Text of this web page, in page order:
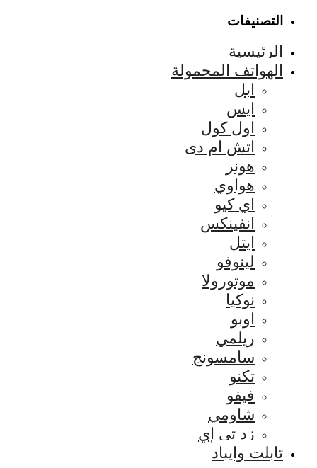
التصنيفات
الرئيسية
الهواتف المحمولة
ابل
ايس
اول كول
اتش ام دى
هونر
هواوي
اي كيو
انفينكس
ايتل
لينوفو
موتورولا
نوكيا
اوبو
ريلمي
سامسونج
تكنو
فيفو
شاومي
زد تي إي
تابلت وايباد